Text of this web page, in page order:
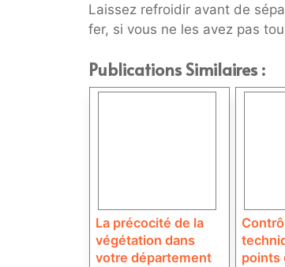
Laissez refroidir avant de
fer, si vous ne les avez pas
Publications Similaires :
La précocité de la
végétation dans
votre département
points